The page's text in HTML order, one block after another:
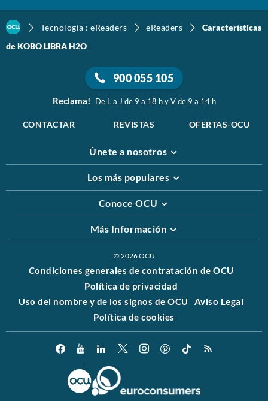
Tecnología : eReaders eReaders
Características
de KOBO LIBRA H2O
900 055 105
Reclama! De L a J de 9 a 18 h y V de 9 a 14 h
CONTACTAR REVISTAS OFERTAS-OCU
Únete a nosotros
Los más populares
Conoce OCU
Más Información
© 2026 OCU
Condiciones generales de contratación de OCU
Política de privacidad
Uso del nombre y de los signos de OCU
Aviso Legal
Política de cookies